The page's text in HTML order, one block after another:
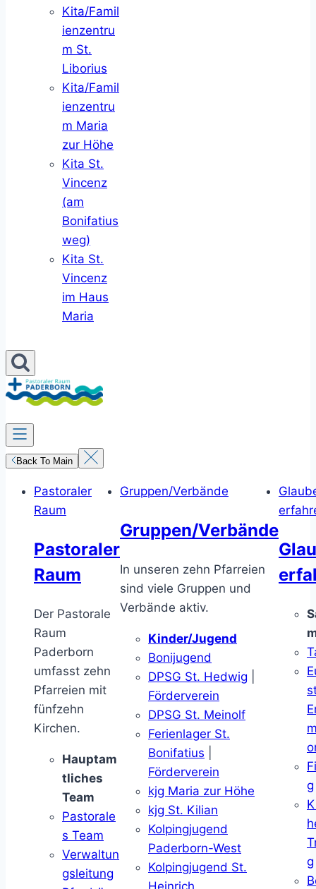
Kita/Famil
ienzentru
m St.
Liborius
Kita/Famil
ienzentru
m Maria
zur Höhe
Kita St.
Vincenz
(am
Bonifatius
weg)
Kita St.
Vincenz
im Haus
Maria
Back To Main
Pastoraler
Raum
Pastoraler
Raum
Der Pastorale
Raum
Paderborn
umfasst zehn
Pfarreien mit
fünfzehn
Kirchen.
Hauptam
tliches
Team
Pastorale
s Team
Verwaltun
gsleitung
Gruppen/Verbände
Gruppen/Verbände
In unseren zehn Pfarreien
sind viele Gruppen und
Verbände aktiv.
Kinder/Jugend
Bonijugend
DPSG St. Hedwig
Förderverein
DPSG St. Meinolf
Ferienlager St.
Bonifatius
Förderverein
kjg Maria zur Höhe
kjg St. Kilian
Kolpingjugend
Paderborn-West
Kolpingjugend St.
Heinrich
g
g